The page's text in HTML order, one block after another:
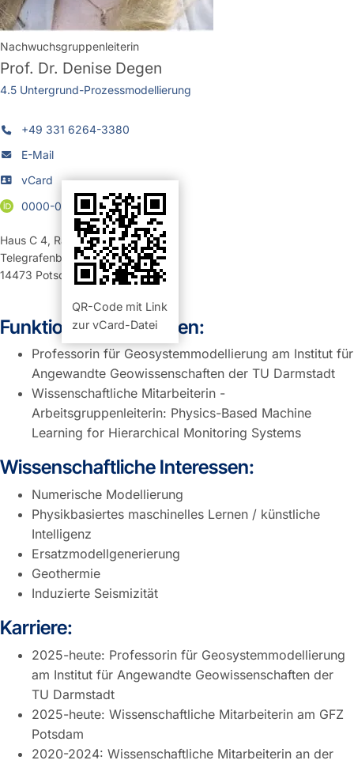
Nachwuchsgruppenleiterin
Prof. Dr. Denise Degen
4.5 Untergrund-Prozessmodellierung
+49 331 6264-3380
E-Mail
vCard
QR-Code mit Link
zur vCard-Datei
0000-0002-7932-6251
Haus C 4, Raum 1.08 (Büro)
Telegrafenberg
14473 Potsdam
Funktion und Aufgaben:
Professorin für Geosystemmodellierung am Institut für
Angewandte Geowissenschaften der TU Darmstadt
Wissenschaftliche Mitarbeiterin -
Arbeitsgruppenleiterin: Physics-Based Machine
Learning for Hierarchical Monitoring Systems
Wissenschaftliche Interessen:
Numerische Modellierung
Physikbasiertes maschinelles Lernen / künstliche
Intelligenz
Ersatzmodellgenerierung
Geothermie
Induzierte Seismizität
Karriere:
2025-heute: Professorin für Geosystemmodellierung
am Institut für Angewandte Geowissenschaften der
TU Darmstadt
2025-heute: Wissenschaftliche Mitarbeiterin am GFZ
Potsdam
2020-2024: Wissenschaftliche Mitarbeiterin an der